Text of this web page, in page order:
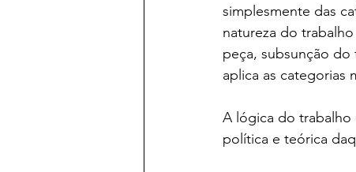
simplesmente das
natureza do
peça, subsunção
aplica as categorias
A lógica do trabalho
política e teórica